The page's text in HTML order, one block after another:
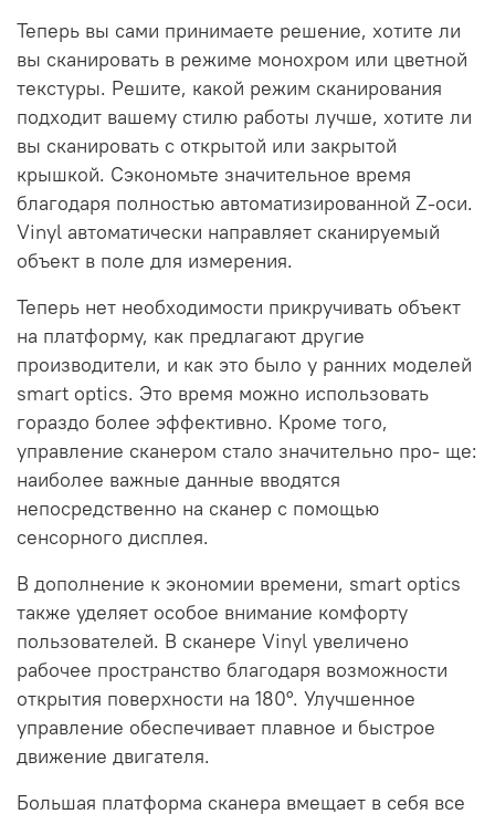
Теперь вы сами принимаете решение, хотите ли
вы сканировать в режиме монохром или цветной
текстуры. Решите, какой режим сканирования
подходит вашему стилю работы лучше, хотите ли
вы сканировать с открытой или закрытой
крышкой. Сэкономьте значительное время
благодаря полностью автоматизированной Z-оси.
Vinyl автоматически направляет сканируемый
объект в поле для измерения.
Теперь нет необходимости прикручивать объект
на платформу, как предлагают другие
производители, и как это было у ранних моделей
smart optics. Это время можно использовать
гораздо более эффективно. Кроме того,
управление сканером стало значительно про- ще:
наиболее важные данные вводятся
непосредственно на сканер с помощью
сенсорного дисплея.
В дополнение к экономии времени, smart optics
также уделяет особое внимание комфорту
пользователей. В сканере Vinyl увеличено
рабочее пространство благодаря возможности
открытия поверхности на 180°. Улучшенное
управление обеспечивает плавное и быстрое
движение двигателя.
Большая платформа сканера вмещает в себя все